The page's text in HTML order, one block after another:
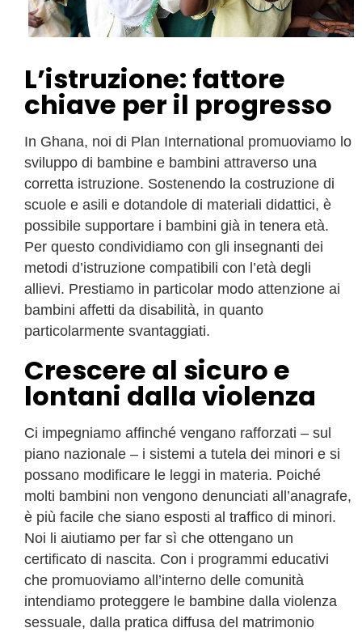
L’istruzione: fattore
chiave per il progresso
In Ghana, noi di Plan International promuoviamo lo
sviluppo di bambine e bambini attraverso una
corretta istruzione. Sostenendo la costruzione di
scuole e asili e dotandole di materiali didattici, è
possibile supportare i bambini già in tenera età.
Per questo condividiamo con gli insegnanti dei
metodi d’istruzione compatibili con l’età degli
allievi. Prestiamo in particolar modo attenzione ai
bambini affetti da disabilità, in quanto
particolarmente svantaggiati.
Crescere al sicuro e
lontani dalla violenza
Ci impegniamo affinché vengano rafforzati – sul
piano nazionale – i sistemi a tutela dei minori e si
possano modificare le leggi in materia. Poiché
molti bambini non vengono denunciati all’anagrafe,
è più facile che siano esposti al traffico di minori.
Noi li aiutiamo per far sì che ottengano un
certificato di nascita. Con i programmi educativi
che promuoviamo all’interno delle comunità
intendiamo proteggere le bambine dalla violenza
sessuale, dalla pratica diffusa del matrimonio